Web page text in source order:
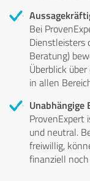
Bei
Dienstleisters
Beratung)
Überblick
in allen
Unabhängige
ProvenExpert
und neutral.
freiwillig,
finanziell